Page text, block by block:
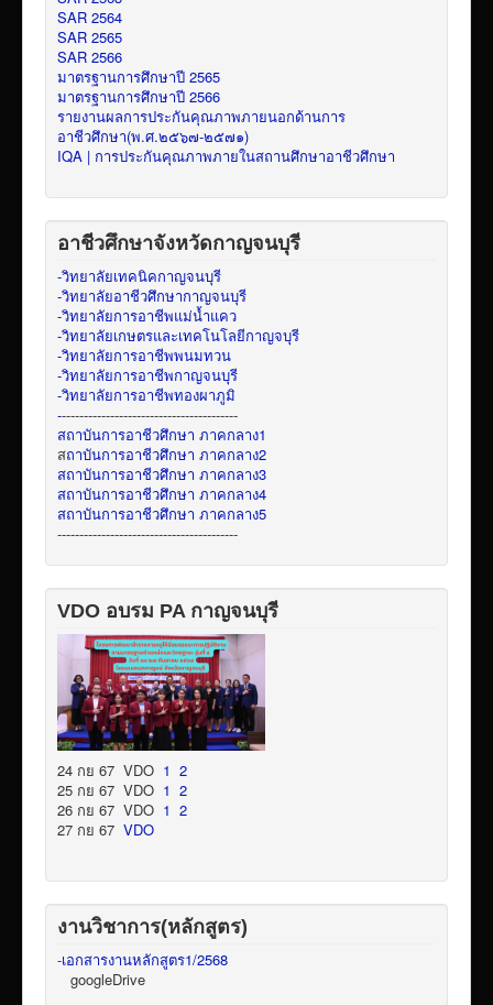
SAR 2564
SAR 2565
SAR 2566
มาตรฐานการศึกษาปี 2565
มาตรฐานการศึกษาปี 2566
รายงานผลการประกันคุณภาพภายนอกด้านการ
อาชีวศึกษา(พ.ศ.๒๕๖๗-๒๕๗๑)
IQA | การประกันคุณภาพภายในสถานศึกษาอาชีวศึกษา
อาชีวศึกษาจังหวัดกาญจนบุรี
-วิทยาลัยเทคนิคกาญจนบุรี
-วิทยาลัยอาชีวศึกษากาญจนบุรี
-วิทยาลัยการอาชีพแม่น้ำแคว
-วิทยาลัยเกษตรและเทคโนโลยีกาญจบุรี
-วิทยาลัยการอาชีพพนมทวน
-วิทยาลัยการอาชีพกาญจนบุรี
-วิทยาลัยการอาชีพทองผาภูมิ
-----------------------------------------
สถาบันการอาชีวศึกษา ภาคกลาง1
สถาบันการอาชีวศึกษา ภาคกลาง2
สถาบันการอาชีวศึกษา ภาคกลาง3
สถาบันการอาชีวศึกษา ภาคกลาง4
สถาบันการอาชีวศึกษา ภาคกลาง5
-----------------------------------------
VDO อบรม PA กาญจนบุรี
24 กย 67 VDO 1 2
25 กย 67 VDO 1 2
26 กย 67 VDO 1 2
27 กย 67 VDO
งานวิชาการ(หลักสูตร)
-เอกสารงานหลักสูตร1/2568
googleDrive